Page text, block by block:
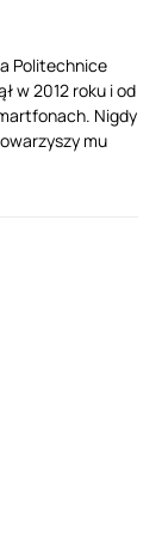
Politechnice
w 2012 roku i od
Nigdy
mu